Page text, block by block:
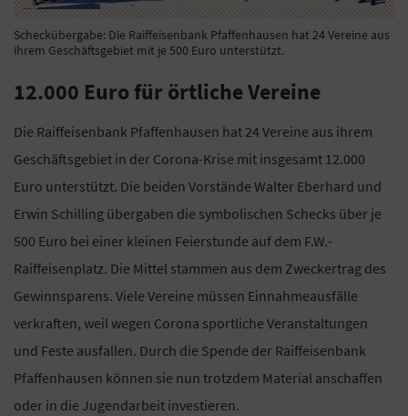
Scheckübergabe: Die Raiffeisenbank Pfaffenhausen hat 24 Vereine aus
ihrem Geschäftsgebiet mit je 500 Euro unterstützt.
12.000 Euro für örtliche Vereine
Die Raiffeisenbank Pfaffenhausen hat 24 Vereine aus ihrem
Geschäftsgebiet in der Corona-Krise mit insgesamt 12.000
Euro unterstützt. Die beiden Vorstände Walter Eberhard und
Erwin Schilling übergaben die symbolischen Schecks über je
500 Euro bei einer kleinen Feierstunde auf dem F.W.-
Raiffeisenplatz. Die Mittel stammen aus dem Zweckertrag des
Gewinnsparens. Viele Vereine müssen Einnahmeausfälle
verkraften, weil wegen Corona sportliche Veranstaltungen
und Feste ausfallen. Durch die Spende der Raiffeisenbank
Pfaffenhausen können sie nun trotzdem Material anschaffen
oder in die Jugendarbeit investieren.